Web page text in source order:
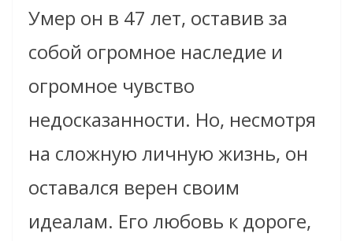
Умер он в 47 лет, оставив за
собой огромное наследие и
огромное чувство
недосказанности. Но, несмотря
на сложную личную жизнь, он
оставался верен своим
идеалам. Его любовь к дороге,